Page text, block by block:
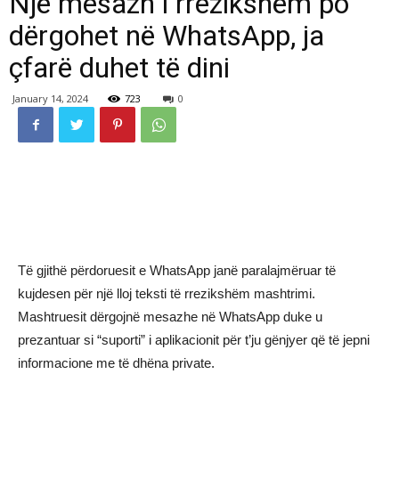
dërgohet në WhatsApp, ja
çfarë duhet të dini
January 14, 2024 723 0
Të gjithë përdoruesit e WhatsApp janë paralajmëruar të
kujdesen për një lloj teksti të rrezikshëm mashtrimi.
Mashtruesit dërgojnë mesazhe në WhatsApp duke u
prezantuar si “suporti” i aplikacionit për t’ju gënjyer që të jepni
informacione me të dhëna private.